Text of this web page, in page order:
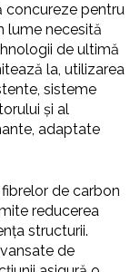
concureze pentru
lume necesită
de ultimă
la, utilizarea
sisteme
și al
adaptate
de carbon
reducerea
structurii.
de